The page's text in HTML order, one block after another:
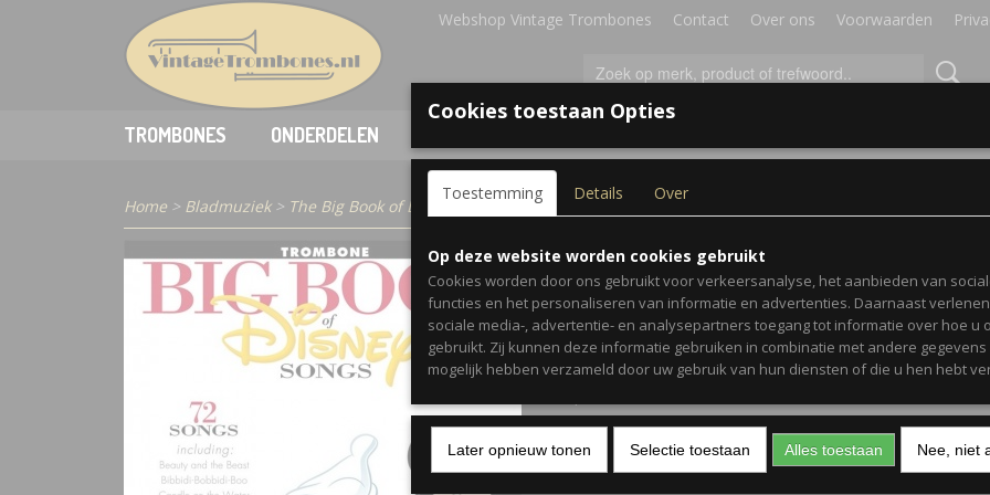
Webshop Vintage Trombones Contact Over ons Voorwaarden
TROMBONES ONDERDELEN
Home > Bladmuziek> The Big Book of Disney Songs - Trombone
The Big Book of Disney
Trombone
€ 19,99 (inclusief btw 9%)
Aantal
Cookies toestaan Opties
Toestemming Details Over
Op deze website worden cookies gebruikt
Cookies worden door ons gebruikt voor verkeersanalyse, het aanbieden van
functies en het personaliseren van informatie en advertenties. Daarnaast
sociale media-, advertentie- en analysepartners toegang tot informatie over hoe u
gebruikt. Zij kunnen deze informatie gebruiken in combinatie met andere gegevens
mogelijk hebben verzameld door uw gebruik van hun diensten of die u hen hebt
Later opnieuw tonen Selectie toestaan Alles toestaan Nee, niet